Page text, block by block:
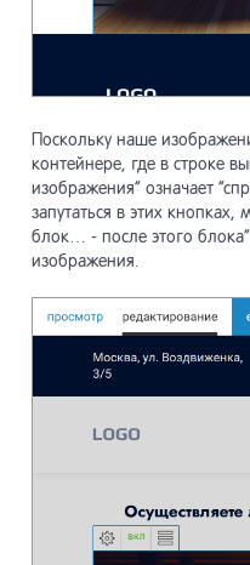
Поскольку наше
контейнере, где в строке
изображения” означает
запутаться в этих
блок… - после этого
изображения.